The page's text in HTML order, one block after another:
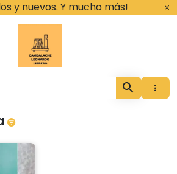
y nuevos. Y mucho más!
Cambalache